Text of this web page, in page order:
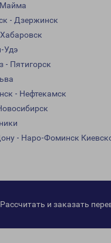
- Дзержинск
Удэ
- Пятигорск
- Нефтекамск
- Наро-Фоминск
Рассчитать и заказать